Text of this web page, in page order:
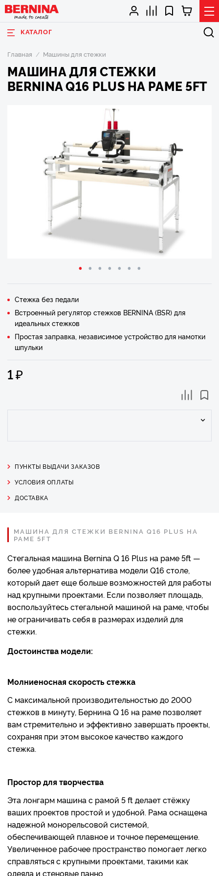
КАТАЛОГ
Главная Машины для стежки
МАШИНА ДЛЯ СТЕЖКИ
BERNINA Q16 PLUS НА РАМЕ 5FT
Стежка без педали
Встроенный регулятор стежков BERNINA (BSR) для
идеальных стежков
Простая заправка, независимое устройство для намотки
шпульки
1₽
ПУНКТЫ ВЫДАЧИ ЗАКАЗОВ
УСЛОВИЯ ОПЛАТЫ
ДОСТАВКА
МАШИНА ДЛЯ СТЕЖКИ BERNINA Q16 PLUS НА
РАМЕ 5FT
Стегальная машина Bernina Q 16 Plus на раме 5ft —
более удобная альтернатива модели Q16 столе,
который дает еще больше возможностей для работы
над крупными проектами. Если позволяет площадь,
воспользуйтесь стегальной машиной на раме, чтобы
не ограничивать себя в размерах изделий для
стежки.
Достоинства модели:
Молниеносная скорость стежка
С максимальной производительностью до 2000
стежков в минуту, Бернина Q 16 на раме позволяет
вам стремительно и эффективно завершать проекты,
сохраняя при этом высокое качество каждого
стежка.
Простор для творчества
Эта лонгарм машина с рамой 5 ft делает стёжку
ваших проектов простой и удобной. Рама оснащена
надежной монорельсовой системой,
обеспечивающей плавное и точное перемещение.
Увеличенное рабочее пространство помогает легко
справляться с крупными проектами, такими как
одеяла и стеновые панно